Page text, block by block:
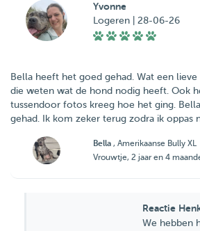
Yvonne
Logeren | 28-06-26
Bella heeft het goed gehad. Wat een
die weten wat de hond nodig heeft. Ook
tussendoor fotos kreeg hoe het ging.
gehad. Ik kom zeker terug zodra ik oppas
Bella, Amerikaanse Bully XL
Vrouwtje, 2 jaar en 4
Reactie
We hebben